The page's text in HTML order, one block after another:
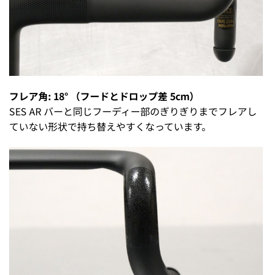
フレア角: 18° （フードとドロップ差 5cm）
SES AR バーと同じフーディー部のぎりぎりまでフレアし
ていない形状で持ち替えやすくなっています。